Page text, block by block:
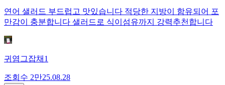
연어 샐러드 부드럽고 맛있습니다 적당한 지방이 함유되어 포
만감이 충분합니다 샐러드로 식이섬유까지 강력추천합니다
귀염그잡채1
조회수 2만25.08.28